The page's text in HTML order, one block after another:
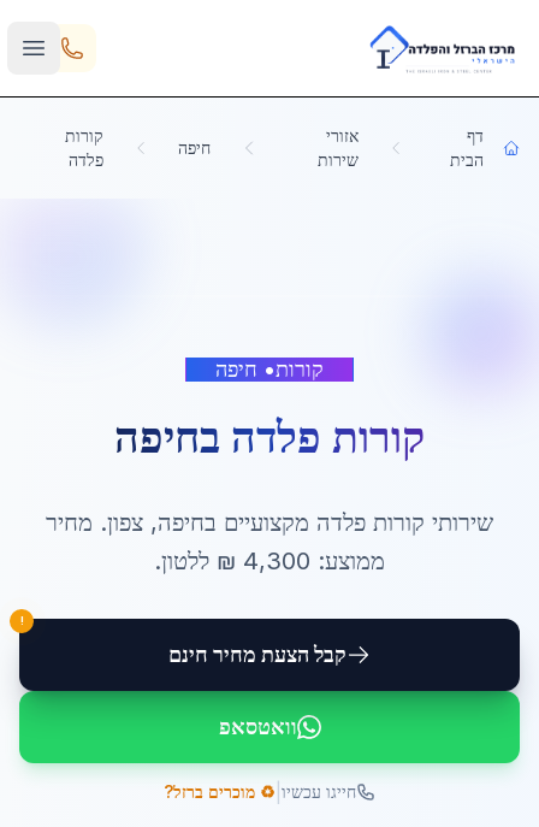
Skip to main content
דף
הבית
אזורי
שירות
חיפה
קורות
פלדה
קורות• חיפה
קורות פלדה בחיפה
שירותי קורות פלדה מקצועיים בחיפה, צפון. מחיר
ממוצע: 4,300 ₪ ללטון.
קבל הצעת מחיר חינם
!
וואטסאפ
חייגו עכשיו ♻️ מוכרים ברזל?